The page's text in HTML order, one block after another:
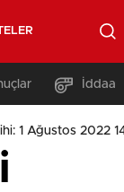
İddaa
1 Ağustos 2022